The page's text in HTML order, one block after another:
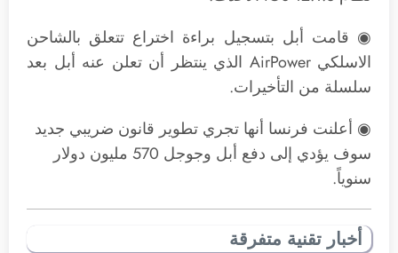
◉ قامت أبل بتسجيل براءة اختراع تتعلق بالشاحن
الاسلكي AirPower الذي ينتظر أن تعلن عنه أبل بعد
سلسلة من التأخيرات.
◉ أعلنت فرنسا أنها تجري تطوير قانون ضريبي جديد
سوف يؤدي إلى دفع أبل وجوجل 570 مليون دولار
سنوياً.
أخبار تقنية متفرقة